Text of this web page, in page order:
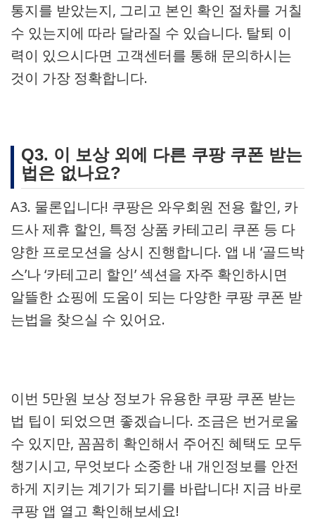
통지를 받았는지, 그리고 본인 확인 절차를 거칠
수 있는지에 따라 달라질 수 있습니다. 탈퇴 이
력이 있으시다면 고객센터를 통해 문의하시는
것이 가장 정확합니다.
Q3. 이 보상 외에 다른 쿠팡 쿠폰 받는
법은 없나요?
A3. 물론입니다! 쿠팡은 와우회원 전용 할인, 카
드사 제휴 할인, 특정 상품 카테고리 쿠폰 등 다
양한 프로모션을 상시 진행합니다. 앱 내 ‘골드박
스’나 ‘카테고리 할인’ 섹션을 자주 확인하시면
알뜰한 쇼핑에 도움이 되는 다양한 쿠팡 쿠폰 받
는법을 찾으실 수 있어요.
이번 5만원 보상 정보가 유용한 쿠팡 쿠폰 받는
법 팁이 되었으면 좋겠습니다. 조금은 번거로울
수 있지만, 꼼꼼히 확인해서 주어진 혜택도 모두
챙기시고, 무엇보다 소중한 내 개인정보를 안전
하게 지키는 계기가 되기를 바랍니다! 지금 바로
쿠팡 앱 열고 확인해보세요!